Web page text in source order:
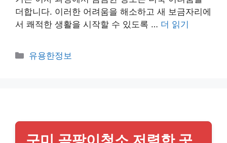
더합니다. 이러한 어려움을 해소하고 새 보금자리에
서 쾌적한 생활을 시작할 수 있도록 … 더 읽기
카
유용한정보